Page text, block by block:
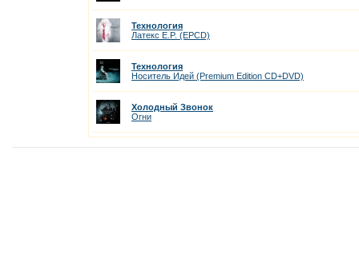
Технология
Латекс E.P. (EPCD)
Технология
Носитель Идей (Premium Edition CD+DVD)
Холодный Звонок
Огни